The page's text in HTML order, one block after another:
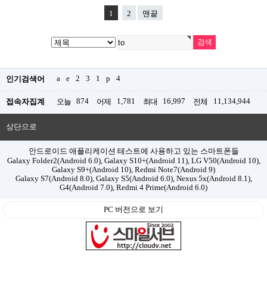
1 2 맨끝
인기검색어 a e 2 3 1 p 4
접속자집계 오늘 874 어제 1,781 최대 16,997 전체 11,134,944
상단으로
안드로이드 애플리케이션 테스트에 사용하고 있는 스마트폰들
Galaxy Folder2(Android 6.0), Galaxy S10+(Android 11), LG V50(Android 10),
Galaxy S9+(Android 10), Redmi Note7(Android 9)
Galaxy S7(Android 8.0), Galaxy S5(Android 6.0), Nexus 5x(Android 8.1),
G4(Android 7.0), Redmi 4 Prime(Android 6.0)
PC 버전으로 보기